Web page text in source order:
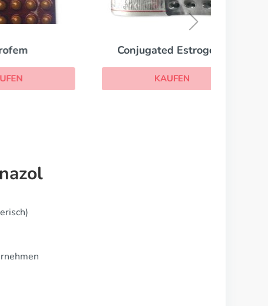
Conjugated Estrogens